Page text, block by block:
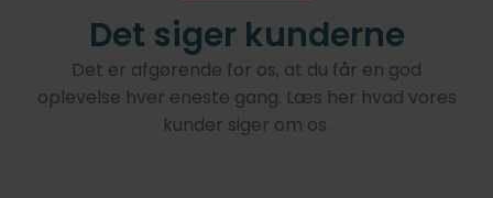
Det siger kunderne
Det er afgørende for os, at du får en god
oplevelse hver eneste gang. Læs her hvad vores
kunder siger om os.